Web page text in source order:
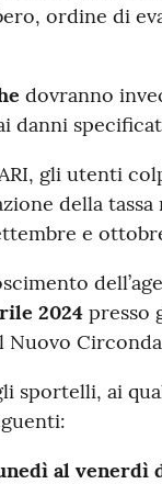
ordine di
dovranno
danni
gli utenti
della
e
2024presso
Nuovo
sportelli, ai
al venerdì